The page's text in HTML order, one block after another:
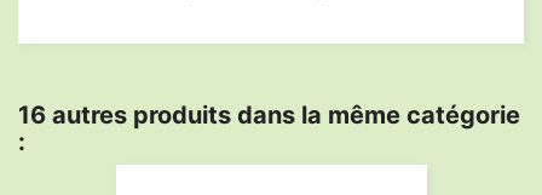
16 autres produits dans la même catégorie
: